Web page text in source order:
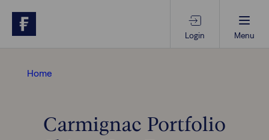
Login Menu
Beratungs-Tools
Home
Carmignac Portfolio